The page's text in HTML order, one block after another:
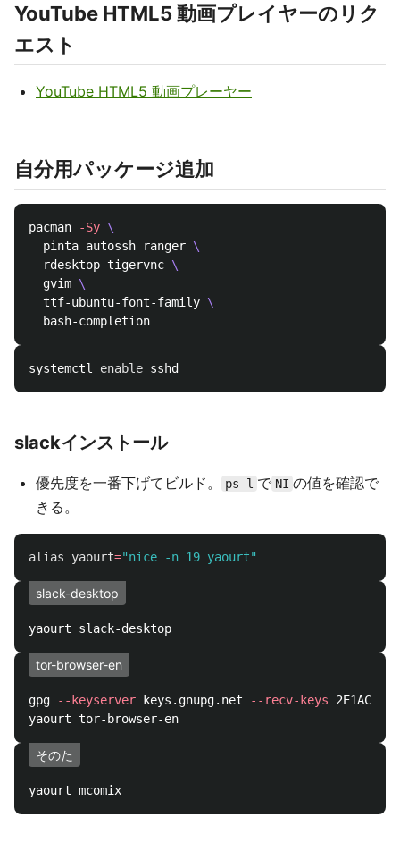
YouTube HTML5 動画プレイヤーのリク
エスト
YouTube HTML5 動画プレーヤー
自分用パッケージ追加
pacman -Sy \
  pinta autossh ranger
\
  rdesktop tigervnc
\
  gvim
\
  ttf-ubuntu-font-family
\
systemctl enable
slackインストール
優先度を一番下げてビルド。 ps l で NI の値を確認で
きる。
alias yaourt="nice -n 19 yaourt"
slack-desktop
tor-browser-en
gpg --keyserver keys.gnupg.net --recv-keys
そのた